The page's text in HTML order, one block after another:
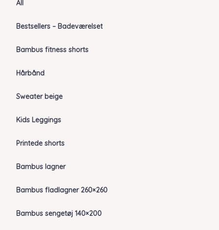
All
Bestsellers – Badeværelset
Bambus fitness shorts
Hårbånd
Sweater beige
Kids Leggings
Printede shorts
Bambus lagner
Bambus fladlagner 260×260
Bambus sengetøj 140×200